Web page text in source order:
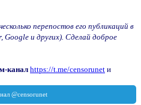
перепостов его публикаций в
Google и других). Сделай доброе
канал https://t.me/censorunet и